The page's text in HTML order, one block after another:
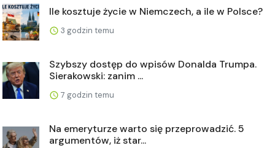
Ile kosztuje życie w Niemczech, a ile w Polsce?
3 godzin temu
Szybszy dostęp do wpisów Donalda Trumpa.
Sierakowski: zanim ...
7 godzin temu
Na emeryturze warto się przeprowadzić. 5
argumentów, iż star...